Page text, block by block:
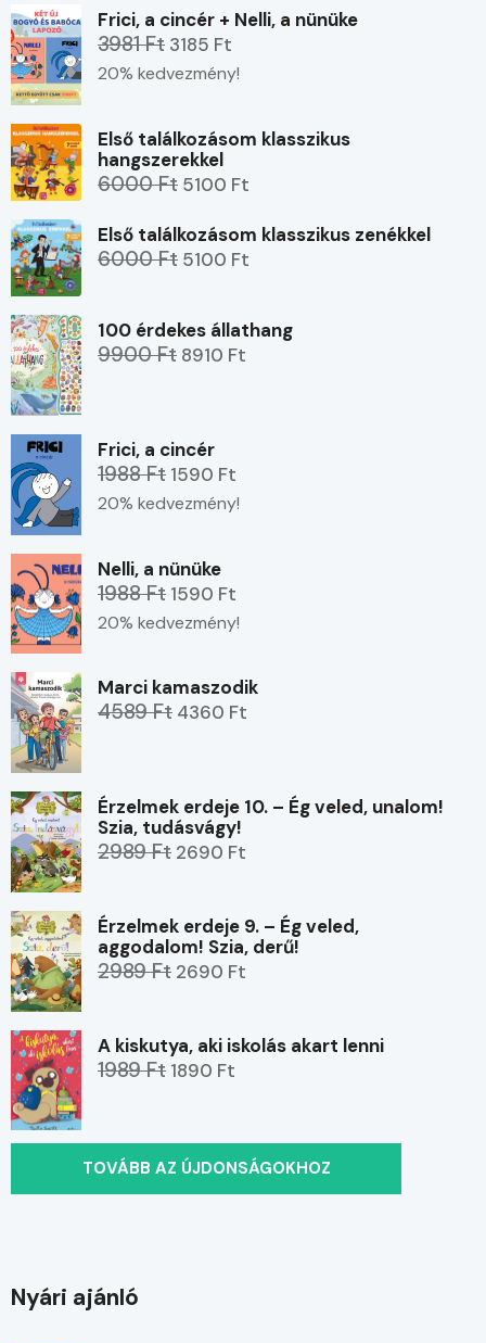
Frici, a cincér + Nelli, a nünüke
3981 Ft 3185 Ft
20% kedvezmény!
Első találkozásom klasszikus
hangszerekkel
6000 Ft 5100 Ft
Első találkozásom klasszikus zenékkel
6000 Ft 5100 Ft
100 érdekes állathang
9900 Ft 8910 Ft
Frici, a cincér
1988 Ft 1590 Ft
20% kedvezmény!
Nelli, a nünüke
1988 Ft 1590 Ft
20% kedvezmény!
Marci kamaszodik
4589 Ft 4360 Ft
Érzelmek erdeje 10. – Ég veled, unalom!
Szia, tudásvágy!
2989 Ft 2690 Ft
Érzelmek erdeje 9. – Ég veled,
aggodalom! Szia, derű!
2989 Ft 2690 Ft
A kiskutya, aki iskolás akart lenni
1989 Ft 1890 Ft
TOVÁBB AZ ÚJDONSÁGOKHOZ
Nyári ajánló